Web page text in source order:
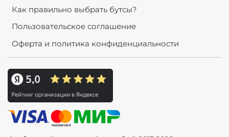
Как правильно выбрать бутсы?
Пользовательское соглашение
Оферта и политика конфиденциальности